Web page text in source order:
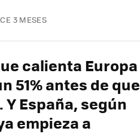
3 MESES
calienta Europa
51% antes de que
España, según
empieza a